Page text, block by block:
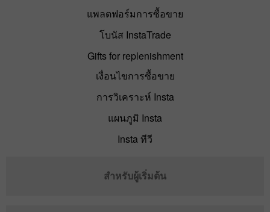
แพลตฟอร์มการซื้อขาย
โบนัส InstaTrade
Gifts for replenishment
เงื่อนไขการซื้อขาย
การวิเคราะห์ Insta
แผนภูมิ Insta
Insta ทีวี
สำหรับผู้เริ่มต้น